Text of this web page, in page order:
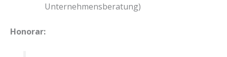
Unternehmensberatung)
Honorar: